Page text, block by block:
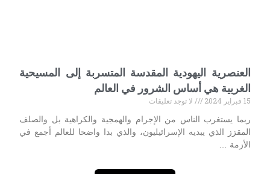
العنصرية اليهودية المقدسة المتسربة إلى المسيحية
الغربية هي أساس الشرور في العالم
15 فبراير 2024
لا توجد تعليقات
ربما يستغرب الناس من الإجرام والهمجية والكراهية بل والصلف
المقزز الذي يبديه الإسرائيليون، والذي بدا واضحا للعالم أجمع في
الأزمة …